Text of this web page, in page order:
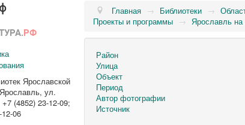
Ярославской
ул.
(4852) 23-12-09;
06
Главная → Библиотеки →
Проекты и программы → Ярославль на
Район
Улица
Объект
Период
Автор фотографии
Источник